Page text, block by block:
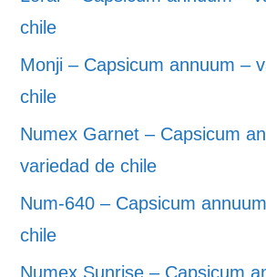
chile
Monji – Capsicum annuum –
chile
Numex Garnet – Capsicum
variedad de chile
Num-640 – Capsicum
chile
Numex Sunrise – Capsicum